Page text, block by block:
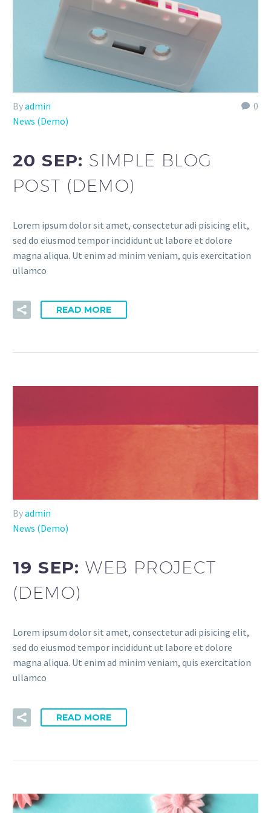
0
Byadmin
News (Demo)
20 SEP: SIMPLE BLOG
POST (DEMO)
Lorem ipsum dolor sit amet, consectetur adi pisicing elit,
sed do eiusmod tempor incididunt ut labore et dolore
magna aliqua. Ut enim ad minim veniam, quis exercitation
ullamco
READ MORE
Byadmin
News (Demo)
19 SEP:WEB PROJECT
(DEMO)
Lorem ipsum dolor sit amet, consectetur adi pisicing elit,
sed do eiusmod tempor incididunt ut labore et dolore
magna aliqua. Ut enim ad minim veniam, quis exercitation
ullamco
READ MORE